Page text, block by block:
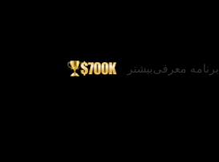
برنامه معرفیبیشتر